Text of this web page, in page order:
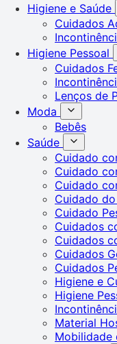
Higiene e Saúde
Cuidados
Higiene Pessoal
Cuidados
Lenços de
Moda
Bebês
Saúde
Cuidado
Cuidado
Cuidado
Cuidado
Cuidado
Cuidados
Cuidados
Cuidados
Cuidados
Higiene e
Higiene
Material
Mobilidade